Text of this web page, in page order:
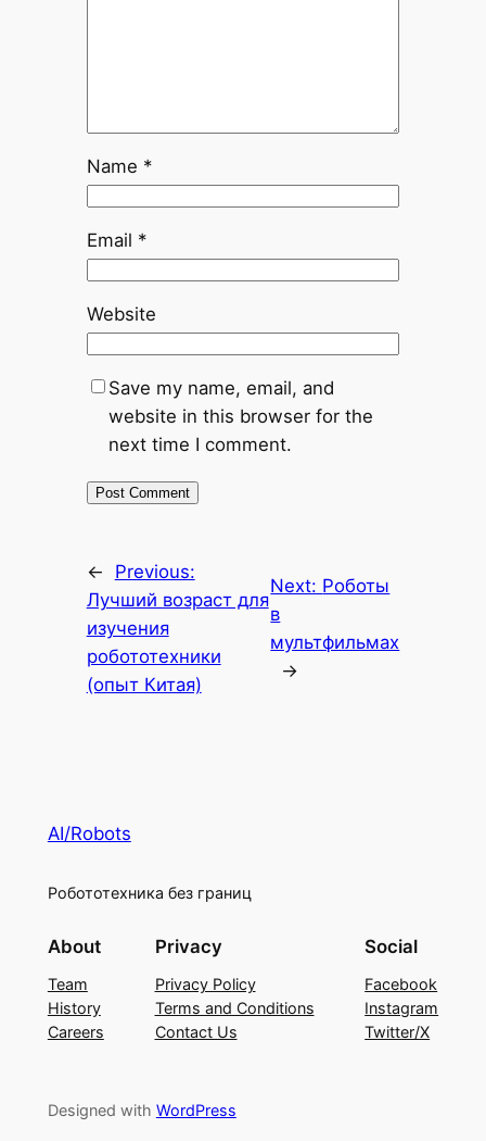
Name *
Email *
Website
Save my name, email, and
website in this browser for the
next time I comment.
←
Previous:
Лучший возраст для
изучения
робототехники
(опыт Китая)
Next: Роботы
в
мультфильмах
→
AI/Robots
Робототехника без границ
About
Team
History
Careers
Privacy
Privacy Policy
Terms and Conditions
Contact Us
Social
Facebook
Instagram
Twitter/X
Designed with WordPress